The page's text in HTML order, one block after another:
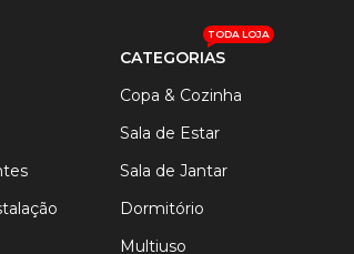
CATEGORIAS
TODA LOJA
Copa & Cozinha
Sala de Estar
Sala de Jantar
Dormitório
Multiuso